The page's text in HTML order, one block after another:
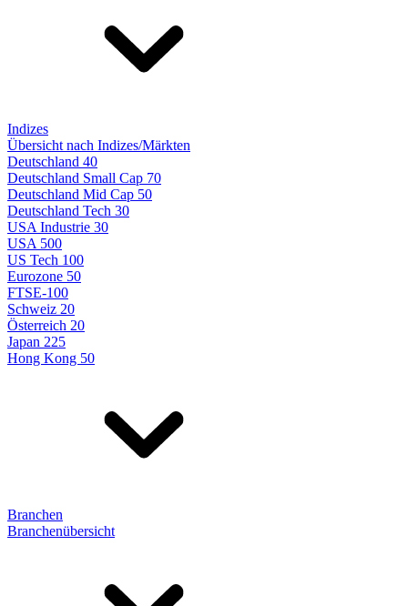
Indizes
Übersicht nach Indizes/Märkten
Deutschland 40
Deutschland Small Cap 70
Deutschland Mid Cap 50
Deutschland Tech 30
USA Industrie 30
USA 500
US Tech 100
Eurozone 50
FTSE-100
Schweiz 20
Österreich 20
Japan 225
Hong Kong 50
Branchen
Branchenübersicht